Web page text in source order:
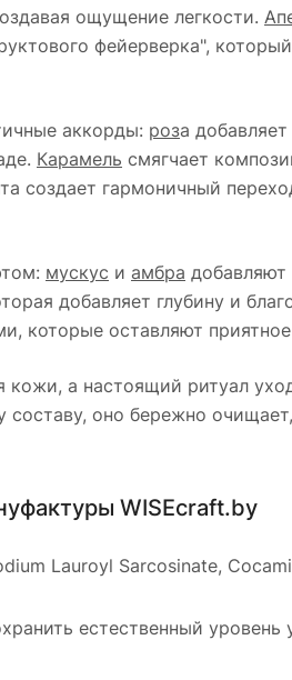
ощущение легкости.
фейерверка",
аккорды: роза
Карамель смягчает
создает гармоничный
мускус и амбра добавляют
добавляет глубину и
которые оставляют приятное
а настоящий ритуал
составу, оно бережно
WISEcraft.by
Lauroyl Sarcosinate,
естественный